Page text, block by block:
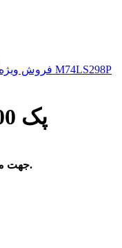
M74LS298P پک 100 تایی
جهت مشاهده گالری بر روی تصاویر کلیک نمایید.